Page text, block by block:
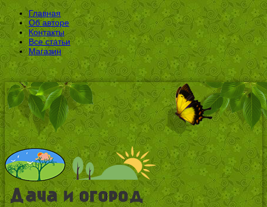
Главная
Об авторе
Контакты
Все статьи
Магазин